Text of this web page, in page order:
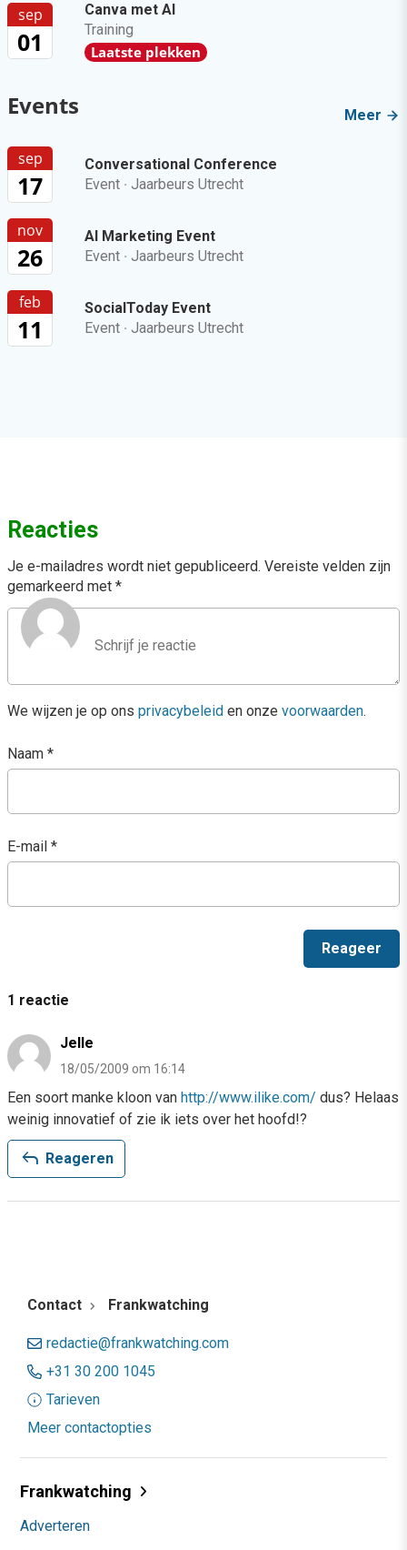
sep
01
Canva met AI
Training
Laatste plekken
Events Meer
sep
17
Conversational Conference
Event · Jaarbeurs Utrecht
nov
26
AI Marketing Event
Event · Jaarbeurs Utrecht
feb
11
SocialToday Event
Event · Jaarbeurs Utrecht
Reacties
Je e-mailadres wordt niet gepubliceerd. Vereiste velden zijn
gemarkeerd met *
We wijzen je op ons privacybeleid en onze voorwaarden.
Naam *
E-mail *
1 reactie
Jelle
18/05/2009 om 16:14
Een soort manke kloon van http://www.ilike.com/ dus? Helaas
weinig innovatief of zie ik iets over het hoofd!?
reply Reageren
Contact Frankwatching
redactie@frankwatching.com
+31 30 200 1045
Tarieven
Meer contactopties
Frankwatching
Adverteren